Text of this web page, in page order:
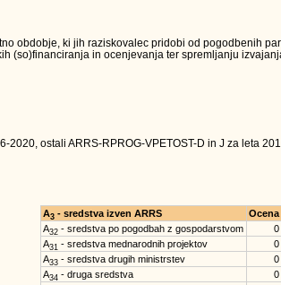
obdobje, ki jih raziskovalec pridobi od pogodbenih
in ocenjevanja ter spremljanju
2020, ostali ARRS-RPROG-VPETOST-D in J za leta
A3- sredstva izven ARRS
Ocena
A32- sredstva po pogodbah z gospodarstvom
0
A31 - sredstva mednarodnih projektov
0
A33- sredstva drugih ministrstev
0
A34 - druga sredstva
0